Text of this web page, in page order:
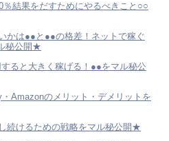
結果をだすためにやるべきこと○○
かは●●と●●の格差！ネットで稼ぐ
秘公開★
ると大きく稼げる！●●をマル秘公
続けるための戦略をマル秘公開★